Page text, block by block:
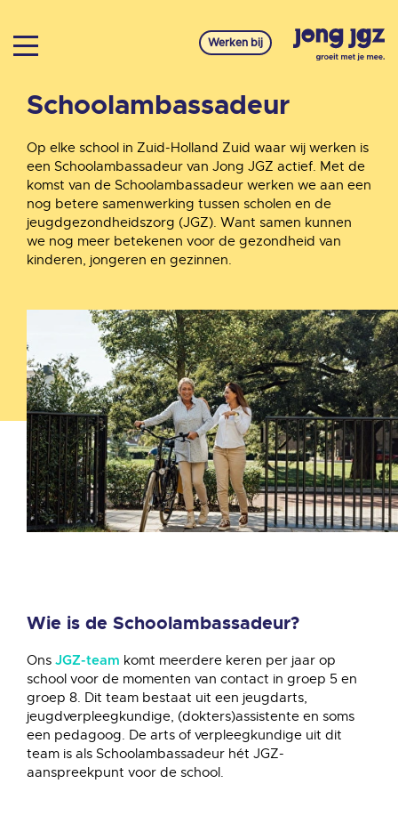
Schoolambassadeur
Op elke school in Zuid-Holland Zuid waar wij werken is
een Schoolambassadeur van Jong JGZ actief. Met de
komst van de Schoolambassadeur werken we aan een
nog betere samenwerking tussen scholen en de
jeugdgezondheidszorg (JGZ). Want samen kunnen
we nog meer betekenen voor de gezondheid van
kinderen, jongeren en gezinnen.
Wie is de Schoolambassadeur?
Ons JGZ-team komt meerdere keren per jaar op
school voor de momenten van contact in groep 5 en
groep 8. Dit team bestaat uit een jeugdarts,
jeugdverpleegkundige, (dokters)assistente en soms
een pedagoog. De arts of verpleegkundige uit dit
team is als Schoolambassadeur hét JGZ-
aanspreekpunt voor de school.
Werken bij